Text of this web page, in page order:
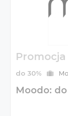
Promocja
do 30%
Moodo: